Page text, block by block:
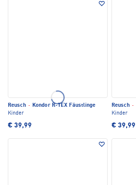
Reusch · Kondor R-TEX Fäustlinge
Kinder
€ 39,99
Reusch ·
Kinder
€ 39,99